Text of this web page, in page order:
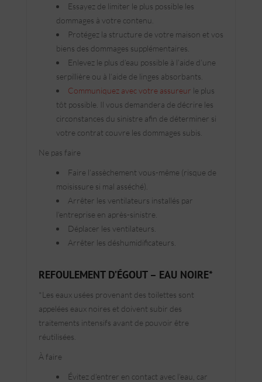
Essayez de limiter le plus possible les
dommages à votre contenu.
Protégez la structure de votre maison et vos
biens des dommages supplémentaires.
Enlevez le plus d’eau possible à l’aide d’une
serpillière ou à l’aide de linges absorbants.
Communiquez avec votre assureur le plus
tôt possible. Il vous demandera de décrire les
circonstances du sinistre afin de déterminer si
votre contrat couvre les dommages subis.
Ne pas faire
Faire l’assèchement vous-même (risque de
moisissure si mal asséché).
Arrêter les ventilateurs installés par
l’entreprise en après-sinistre.
Déplacer les ventilateurs.
Arrêter les déshumidificateurs.
REFOULEMENT D’ÉGOUT – EAU NOIRE*
*Les eaux usées provenant des toilettes sont
appelées eaux noires et doivent subir des
traitements intensifs avant de pouvoir être
réutilisées.
À faire
Évitez d’entrer en contact avec l’eau, car